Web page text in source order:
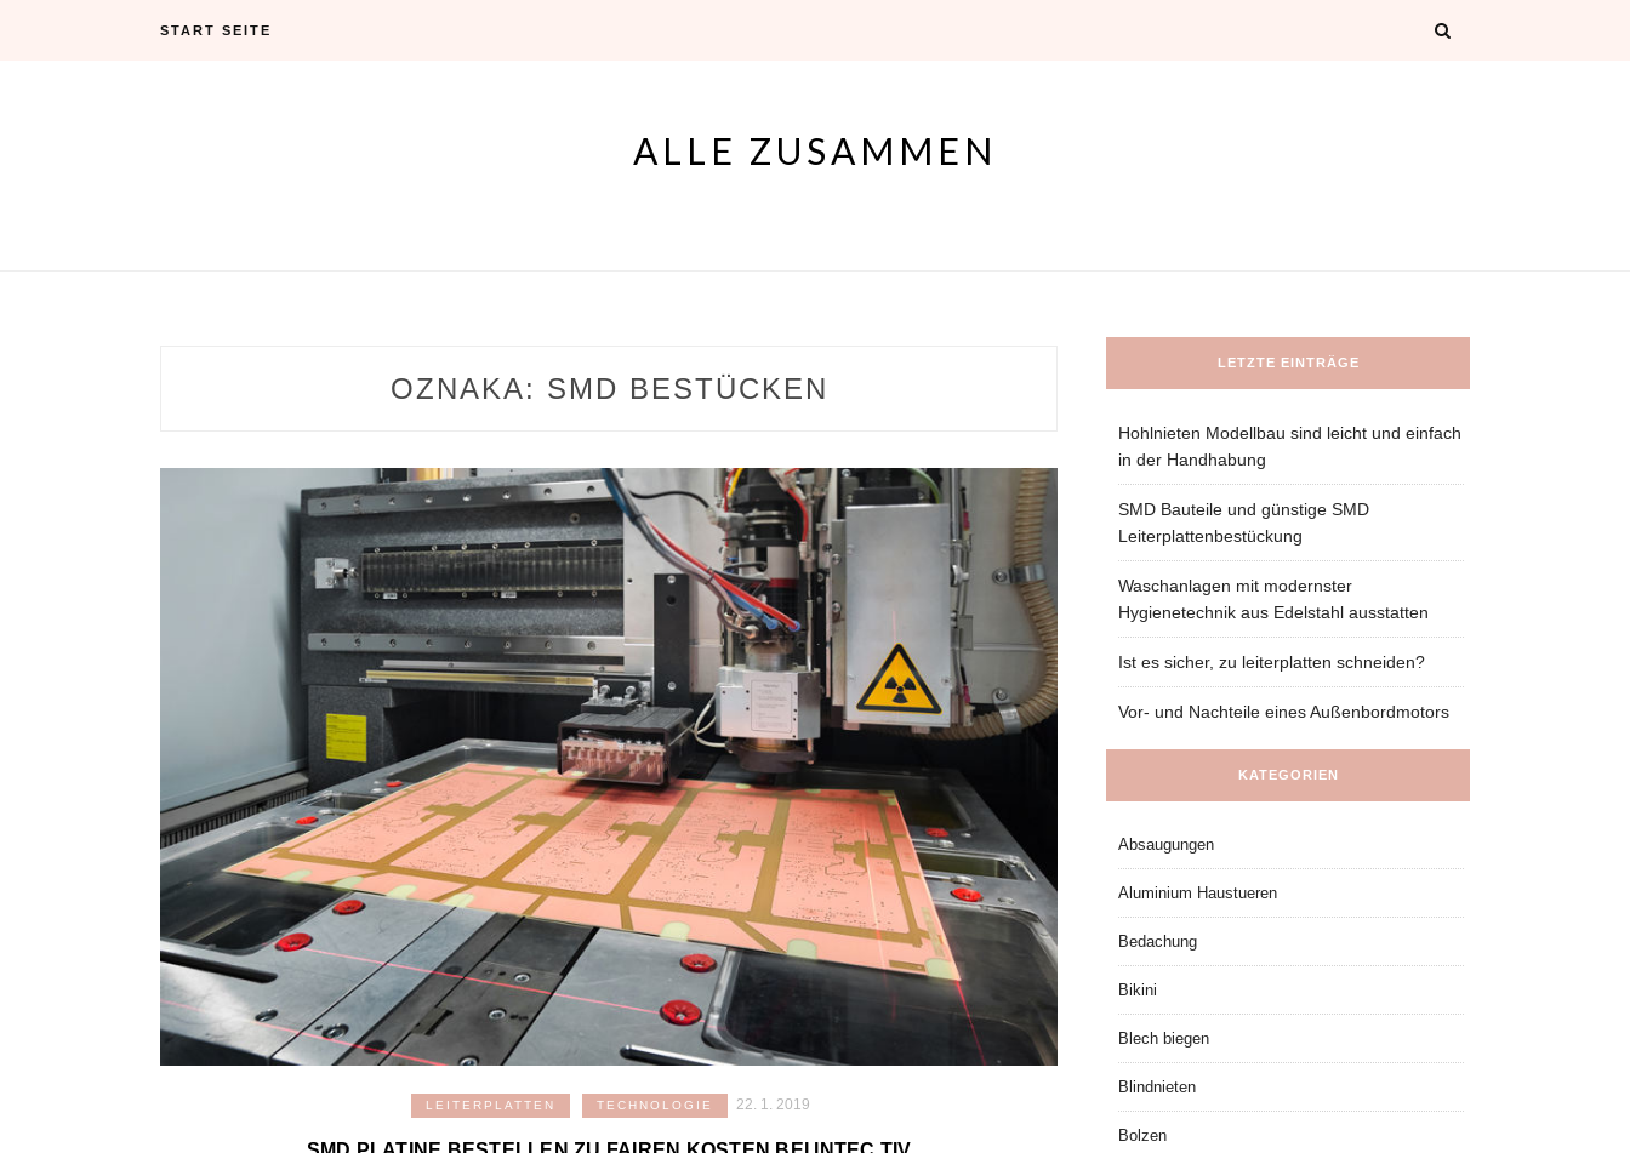
START SEITE
ALLE ZUSAMMEN
OZNAKA: SMD BESTÜCKEN
LEITERPLATTEN TECHNOLOGIE 22. 1. 2019
LETZTE EINTRÄGE
Hohlnieten Modellbau sind leicht und einfach
in der Handhabung
SMD Bauteile und günstige SMD
Leiterplattenbestückung
Waschanlagen mit modernster
Hygienetechnik aus Edelstahl ausstatten
Ist es sicher, zu leiterplatten schneiden?
Vor- und Nachteile eines Außenbordmotors
KATEGORIEN
Absaugungen
Aluminium Haustueren
Bedachung
Bikini
Blech biegen
Blindnieten
Bolzen